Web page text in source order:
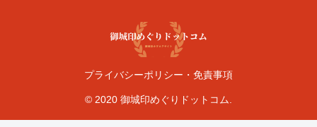
プライバシーポリシー・免責事項
© 2020 御城印めぐりドットコム.